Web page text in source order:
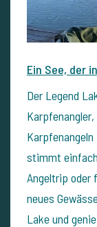
Ein See, der
Der Legend
stimmt
Angeltrip oder
neues
Lake und